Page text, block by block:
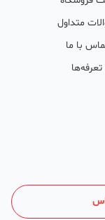
نظارت، تحلیل
شرایط را
با کلمات
خوبی گرفته‌اند.
محصولاتشان را
و آنهایی که
متداول
با ما
تعرفه‌ها